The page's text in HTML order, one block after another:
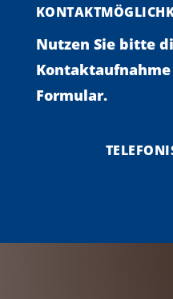
Nutzen Sie bitte
Formular.